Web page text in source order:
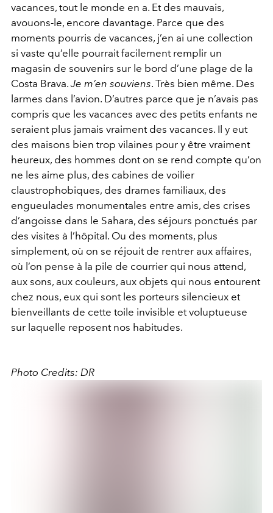
vacances, tout le monde en a. Et des mauvais,
avouons-le, encore davantage. Parce que des
moments pourris de vacances, j’en ai une collection
si vaste qu’elle pourrait facilement remplir un
magasin de souvenirs sur le bord d’une plage de la
Costa Brava. Je m’en souviens. Très bien même. Des
larmes dans l’avion. D’autres parce que je n’avais pas
compris que les vacances avec des petits enfants ne
seraient plus jamais vraiment des vacances. Il y eut
des maisons bien trop vilaines pour y être vraiment
heureux, des hommes dont on se rend compte qu’on
ne les aime plus, des cabines de voilier
claustrophobiques, des drames familiaux, des
engueulades monumentales entre amis, des crises
d’angoisse dans le Sahara, des séjours ponctués par
des visites à l’hôpital. Ou des moments, plus
simplement, où on se réjouit de rentrer aux affaires,
où l’on pense à la pile de courrier qui nous attend,
aux sons, aux couleurs, aux objets qui nous entourent
chez nous, eux qui sont les porteurs silencieux et
bienveillants de cette toile invisible et voluptueuse
sur laquelle reposent nos habitudes.
Photo Credits: DR